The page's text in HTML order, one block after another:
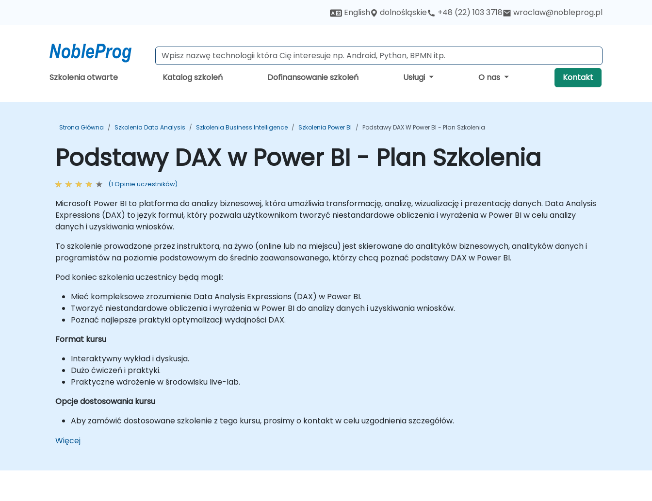
English dolnośląskie +48 (22) 103 3718 wroclaw@nobleprog.pl
Szkolenia otwarte Katalog szkoleń Dofinansowanie szkoleń Usługi O nas Kontakt
Strona Główna Szkolenia Data Analysis Szkolenia Business Intelligence Szkolenia Power BI Podstawy DAX W Power BI - Plan Szkolenia
Podstawy DAX w Power BI - Plan Szkolenia
(1 Opinie uczestników)
Microsoft Power BI to platforma do analizy biznesowej, która umożliwia transformację, analizę, wizualizację i prezentację danych. Data Analysis
Expressions (DAX) to język formuł, który pozwala użytkownikom tworzyć niestandardowe obliczenia i wyrażenia w Power BI w celu analizy
danych i uzyskiwania wniosków.
To szkolenie prowadzone przez instruktora, na żywo (online lub na miejscu) jest skierowane do analityków biznesowych, analityków danych i
programistów na poziomie podstawowym do średnio zaawansowanego, którzy chcą poznać podstawy DAX w Power BI.
Pod koniec szkolenia uczestnicy będą mogli:
Mieć kompleksowe zrozumienie Data Analysis Expressions (DAX) w Power BI.
Tworzyć niestandardowe obliczenia i wyrażenia w Power BI do analizy danych i uzyskiwania wniosków.
Poznać najlepsze praktyki optymalizacji wydajności DAX.
Format kursu
Interaktywny wykład i dyskusja.
Dużo ćwiczeń i praktyki.
Praktyczne wdrożenie w środowisku live-lab.
Opcje dostosowania kursu
Aby zamówić dostosowane szkolenie z tego kursu, prosimy o kontakt w celu uzgodnienia szczegółów.
Więcej